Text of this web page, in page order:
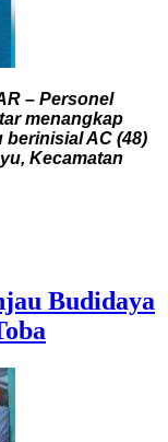
– Personel
menangkap
AC (48)
Kecamatan
Budidaya